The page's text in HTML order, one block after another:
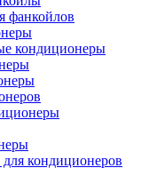
фанкойлов
кондиционеры
кондиционеров